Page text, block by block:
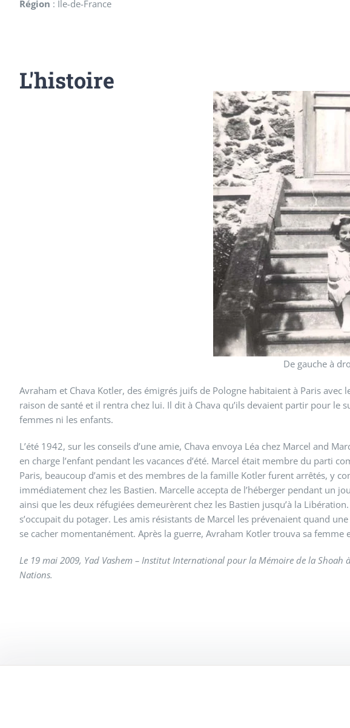
Région : Ile-de-France
L'histoire
De gauche à
Avraham et Chava Kotler, des émigrés juifs de Pologne habitaient à Paris
raison de santé et il rentra chez lui. Il dit à Chava qu’ils devaient partir pour le
femmes ni les enfants.
L’été 1942, sur les conseils d’une amie, Chava envoya Léa chez Marcel and
en charge l’enfant pendant les vacances d’été. Marcel était membre du parti
Paris, beaucoup d’amis et des membres de la famille Kotler furent arrêtés, y
immédiatement chez les Bastien. Marcelle accepta de l’héberger pendant un
ainsi que les deux réfugiées demeurèrent chez les Bastien jusqu’à la
s’occupait du potager. Les amis résistants de Marcel les prévenaient quand
se cacher momentanément. Après la guerre, Avraham Kotler trouva sa
Le 19 mai 2009, Yad Vashem – Institut International pour la Mémoire de la
Nations.